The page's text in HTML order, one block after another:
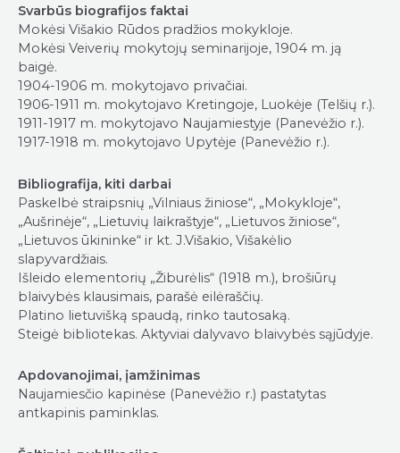
Svarbūs biografijos faktai
Mokėsi Višakio Rūdos pradžios mokykloje.
Mokėsi Veiverių mokytojų seminarijoje, 1904 m. ją
baigė.
1904-1906 m. mokytojavo privačiai.
1906-1911 m. mokytojavo Kretingoje, Luokėje (Telšių r.).
1911-1917 m. mokytojavo Naujamiestyje (Panevėžio r.).
1917-1918 m. mokytojavo Upytėje (Panevėžio r.).
Bibliografija, kiti darbai
Paskelbė straipsnių „Vilniaus žiniose“, „Mokykloje“,
„Aušrinėje“, „Lietuvių laikraštyje“, „Lietuvos žiniose“,
„Lietuvos ūkininke“ ir kt. J.Višakio, Višakėlio
slapyvardžiais.
Išleido elementorių „Žiburėlis“ (1918 m.), brošiūrų
blaivybės klausimais, parašė eilėraščių.
Platino lietuvišką spaudą, rinko tautosaką.
Steigė bibliotekas. Aktyviai dalyvavo blaivybės sąjūdyje.
Apdovanojimai, įamžinimas
Naujamiesčio kapinėse (Panevėžio r.) pastatytas
antkapinis paminklas.